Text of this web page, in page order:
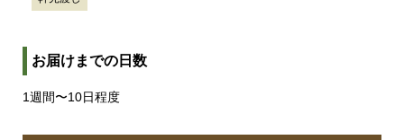
お届けまでの日数
1週間〜10日程度